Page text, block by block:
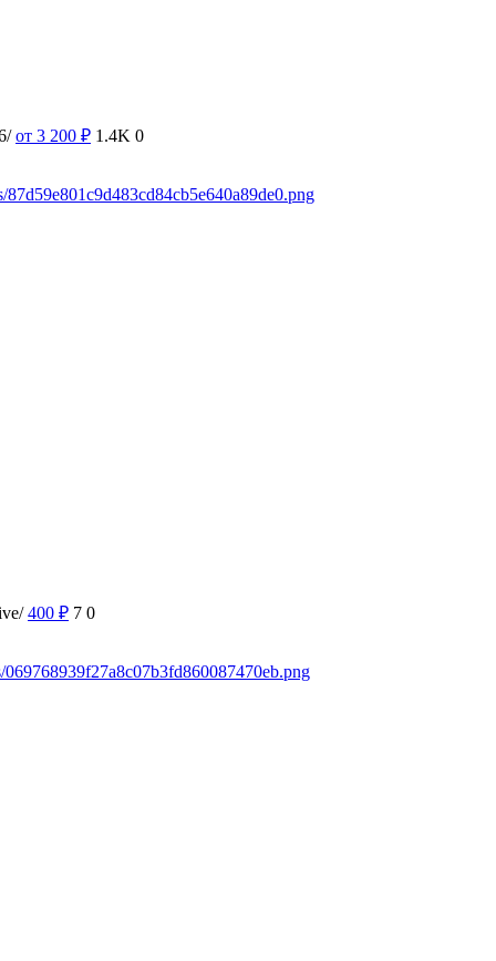
от 3 200 ₽ 1.4K 0
400 ₽ 7 0